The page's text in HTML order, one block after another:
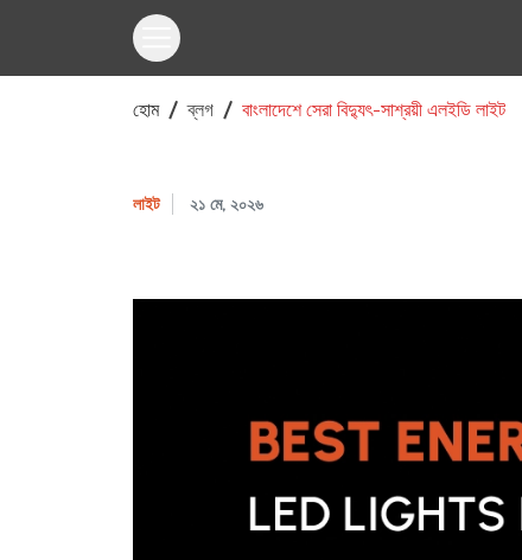
হোম ব্লগ বাংলাদেশে সেরা বিদ্যুৎ-সাশ্রয়ী এলইডি লাইট
লাইট ২১ মে, ২০২৬